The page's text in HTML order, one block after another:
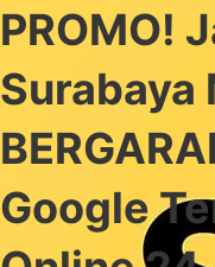
PROMO!
Surabaya
Google